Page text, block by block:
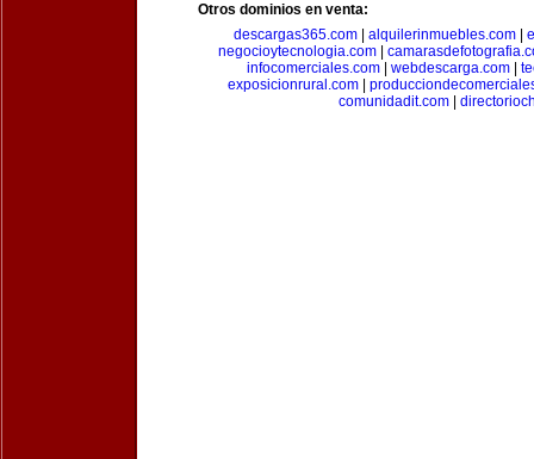
Otros dominios en venta:
descargas365.com| alquilerinmuebles.com|
negocioytecnologia.com
infocomerciales.com| webdescarga.com|
exposicionrural.com
comunidadit.com|